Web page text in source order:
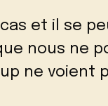
et il se
nous ne
ne voient